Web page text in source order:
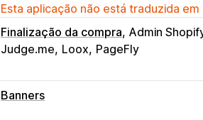
Esta aplicação não está traduzida
Finalização da compra Admin
Judge.me Loox PageFly
Banners